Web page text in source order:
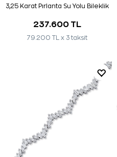
3,25 Karat Pırlanta Su Yolu Bileklik
237.600 TL
79.200 TL x 3 taksit